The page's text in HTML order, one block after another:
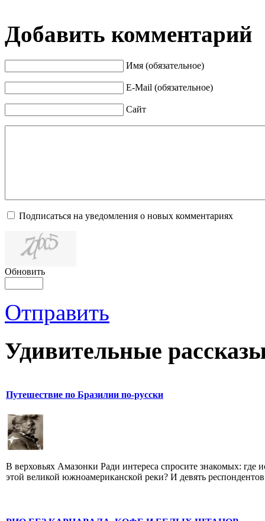
Добавить комментарий
Имя (обязательное)
E-Mail (обязательное)
Сайт
Подписаться на уведомления о новых комментариях
Обновить
Отправить
Удивительные
Путешествие по Бразилии по-русски
В верховьях Амазонки Ради интереса спросите знакомых: где
этой великой южноамериканской реки? И девять